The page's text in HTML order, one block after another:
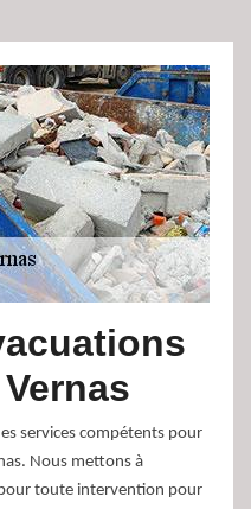
services compétents pour
Nous mettons à
toute intervention pour